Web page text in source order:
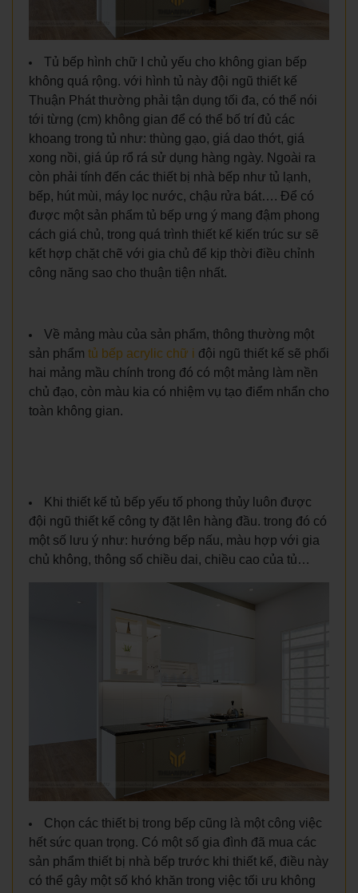
Tủ bếp hình chữ I chủ yếu cho không gian bếp
không quá rộng. với hình tủ này đội ngũ thiết kế
Thuận Phát thường phải tận dụng tối đa, có thể nói
tới từng (cm) không gian để có thể bố trí đủ các
khoang trong tủ như: thùng gạo, giá dao thớt, giá
xong nồi, giá úp rổ rá sử dụng hàng ngày. Ngoài ra
còn phải tính đến các thiết bị nhà bếp như tủ lạnh,
bếp, hút mùi, máy lọc nước, chậu rửa bát…. Để có
được một sản phẩm tủ bếp ưng ý mang đậm phong
cách giá chủ, trong quá trình thiết kế kiến trúc sư sẽ
kết hợp chặt chẽ với gia chủ để kịp thời điều chỉnh
công năng sao cho thuận tiện nhất.
Về mảng màu của sản phẩm, thông thường một
sản phẩm tủ bếp acrylic chữ i đội ngũ thiết kế sẽ phối
hai mảng mầu chính trong đó có một mảng làm nền
chủ đạo, còn màu kia có nhiệm vụ tạo điểm nhẩn cho
toàn không gian.
Khi thiết kế tủ bếp yếu tố phong thủy luôn được
đội ngũ thiết kế công ty đặt lên hàng đầu. trong đó có
một số lưu ý như: hướng bếp nấu, màu hợp với gia
chủ không, thông số chiều dai, chiều cao của tủ…
Chọn các thiết bị trong bếp cũng là một công việc
hết sức quan trọng. Có một số gia đình đã mua các
sản phẩm thiết bị nhà bếp trước khi thiết kế, điều này
có thể gây một số khó khăn trong việc tối ưu không